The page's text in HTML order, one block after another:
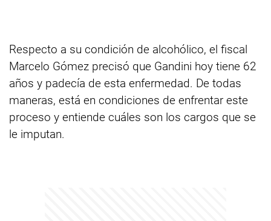
Respecto a su condición de alcohólico, el fiscal
Marcelo Gómez precisó que Gandini hoy tiene 62
años y padecía de esta enfermedad. De todas
maneras, está en condiciones de enfrentar este
proceso y entiende cuáles son los cargos que se
le imputan.